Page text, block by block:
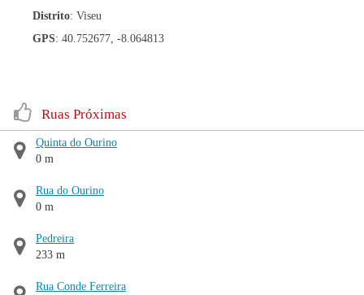
Distrito: Viseu
GPS: 40.752677, -8.064813
Ruas Próximas
Quinta do Ourino
0 m
Rua do Ourino
0 m
Pedreira
233 m
Rua Conde Ferreira